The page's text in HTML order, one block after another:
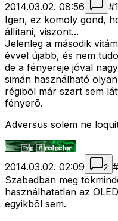
2014.03.02. 08:56 #
Igen, ez komoly gond,
állítani, viszont...
Jelenleg a második
évvel újabb, és nem
de a fényereje jóval
simán használható
régibõl már szart sem
fényerõ.
Adversus solem ne
2014.03.02. 02:09 2 #
Szabadban meg
használhatatlan az
egyikbõl sem.